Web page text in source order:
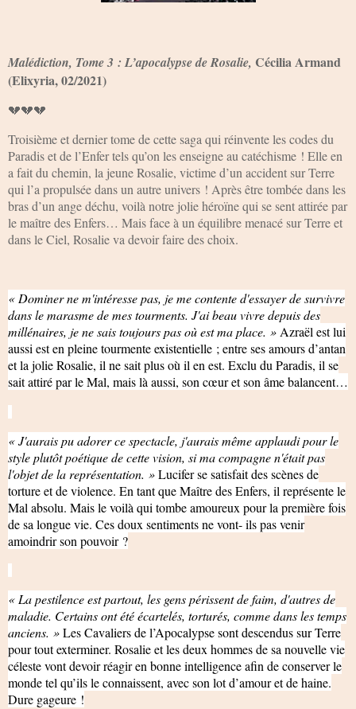
Malédiction, Tome 3 : L’apocalypse de Rosalie, Cécilia Armand
(Elixyria, 02/2021)
💔💔💔
Troisième et dernier tome de cette saga qui réinvente les codes du
Paradis et de l’Enfer tels qu’on les enseigne au catéchisme ! Elle en
a fait du chemin, la jeune Rosalie, victime d’un accident sur Terre
qui l’a propulsée dans un autre univers ! Après être tombée dans les
bras d’un ange déchu, voilà notre jolie héroïne qui se sent attirée par
le maître des Enfers… Mais face à un équilibre menacé sur Terre et
dans le Ciel, Rosalie va devoir faire des choix.
« Dominer ne m'intéresse pas, je me contente d'essayer de survivre
dans le marasme de mes tourments. J'ai beau vivre depuis des
millénaires, je ne sais toujours pas où est ma place. » Azraël est lui
aussi est en pleine tourmente existentielle ; entre ses amours d’antan
et la jolie Rosalie, il ne sait plus où il en est. Exclu du Paradis, il se
sait attiré par le Mal, mais là aussi, son cœur et son âme balancent…
« J'aurais pu adorer ce spectacle, j'aurais même applaudi pour le
style plutôt poétique de cette vision, si ma compagne n'était pas
l'objet de la représentation. »Lucifer se satisfait des scènes de
torture et de violence. En tant que Maître des Enfers, il représente le
Mal absolu. Mais le voilà qui tombe amoureux pour la première fois
de sa longue vie. Ces doux sentiments ne vont- ils pas venir
amoindrir son pouvoir ?
« La pestilence est partout, les gens périssent de faim, d'autres de
maladie. Certains ont été écartelés, torturés, comme dans les temps
anciens. »Les Cavaliers de l’Apocalypse sont descendus sur Terre
pour tout exterminer. Rosalie et les deux hommes de sa nouvelle vie
céleste vont devoir réagir en bonne intelligence afin de conserver le
monde tel qu’ils le connaissent, avec son lot d’amour et de haine.
Dure gageure !